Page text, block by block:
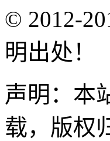
© 2012-
明出处！
声明：本
载，版权